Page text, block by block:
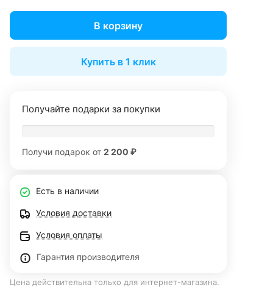
В корзину
Купить в 1 клик
Получайте подарки за покупки
Получи подарок от 2 200 ₽
Есть в наличии
Условия доставки
Условия оплаты
Гарантия производителя
Цена действительна только для интернет-магазина.